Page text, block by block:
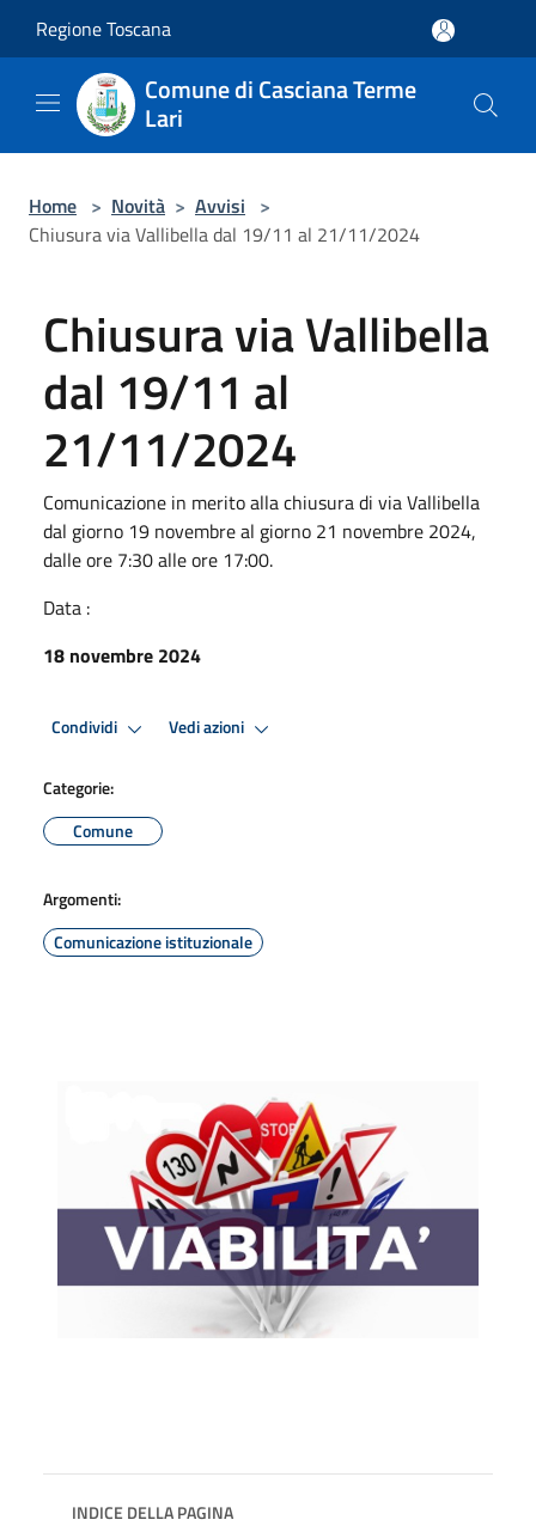
Regione Toscana
Comune di Casciana Terme
Lari
Home > Novità > Avvisi >
Chiusura via Vallibella dal 19/11 al 21/11/2024
Chiusura via Vallibella
dal 19/11 al
21/11/2024
Comunicazione in merito alla chiusura di via Vallibella
dal giorno 19 novembre al giorno 21 novembre 2024,
dalle ore 7:30 alle ore 17:00.
Data :
18 novembre 2024
Condividi Vedi azioni
Categorie:
Comune
Argomenti:
Comunicazione istituzionale
INDICE DELLA PAGINA